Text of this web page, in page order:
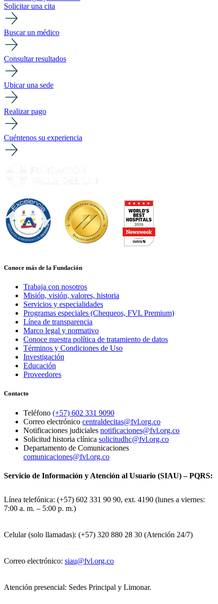
Solicitar una cita
Buscar un médico
Consultar resultados
Ubicar una sede
Realizar pago
Cuéntenos su experiencia
Conoce más de la Fundación
Trabaja con nosotros
Misión, visión, valores, historia
Servicios y especialidades
Programas especiales (Chequeos, FVL Premium)
Línea de transparencia
Marco legal y normativo
Conoce nuestra política de tratamiento de datos
Términos y Condiciones de Uso
Investigación
Educación
Proveedores
Contacto
Teléfono (+57) 602 331 9090
Correo electrónico centraldecitas@fvl.org.co
Notificaciones judiciales notificaciones@fvl.org.co
Solicitud historia clínica solicitudhc@fvl.org.co
Departamento de Comunicaciones
comunicaciones@fvl.org.co
Servicio de Información y Atención al Usuario (SIAU) – PQRS:
Línea telefónica: (+57) 602 331 90 90, ext. 4190 (lunes a viernes:
7:00 a. m. – 5:00 p. m.)
Celular (solo llamadas): (+57) 320 880 28 30 (Atención 24/7)
Correo electrónico: siau@fvl.org.co
Atención presencial: Sedes Principal y Limonar.